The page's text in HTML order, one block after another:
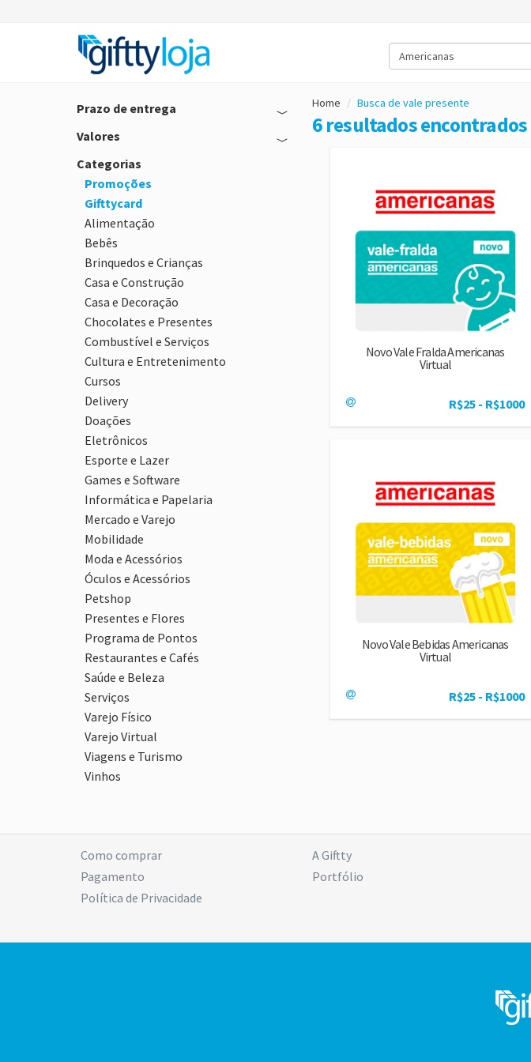
Prazo de entrega
Valores
Categorias
Promoções
Gifttycard
Alimentação
Bebês
Brinquedos e Crianças
Casa e Construção
Casa e Decoração
Chocolates e Presentes
Combustível e Serviços
Cultura e Entretenimento
Cursos
Delivery
Doações
Eletrônicos
Esporte e Lazer
Games e Software
Informática e Papelaria
Mercado e Varejo
Mobilidade
Moda e Acessórios
Óculos e Acessórios
Petshop
Presentes e Flores
Programa de Pontos
Restaurantes e Cafés
Saúde e Beleza
Serviços
Varejo Físico
Varejo Virtual
Viagens e Turismo
Vinhos
Home Busca de vale presente
6 resultados encontrados
Novo Vale Fralda Americanas
Virtual
R$25 - R$1000
Novo Vale Bebidas Americanas
Virtual
R$25 - R$1000
Como comprar
Pagamento
Política de Privacidade
A Giftty
Portfólio